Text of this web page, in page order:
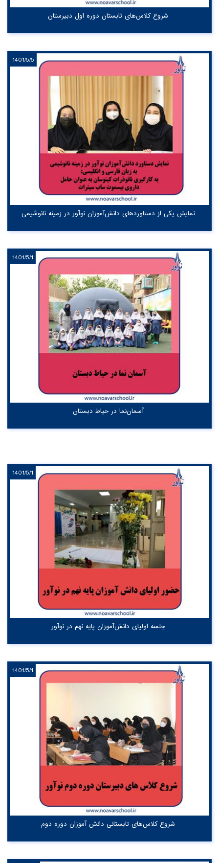
شروع کلاس‌های تابستان دوره اول دبیرستان‌
1401/5/5
نمایش یکی از دستاوردهای دانش‌آموزان نوآور در زمینه نانوشیمی
1401/5/1
آسمان‌نما در حیاط دبستان
1401/5/1
جلسه اولیای دانش‌آموزان پایه نهم در نوآور
1401/5/1
شروع کلاس‌های تابستانی دانش آموزان دوره دوم